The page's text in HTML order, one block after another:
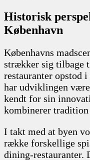
Historisk
København
Københavns
strækker sig tilbage
restauranter opstod
har udviklingen
kendt for sin
kombinerer
I takt med at byen
række forskellige
dining-restauranter.